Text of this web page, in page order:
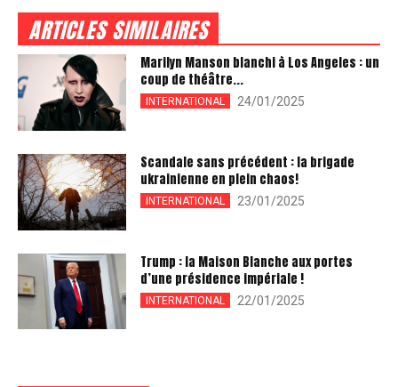
ARTICLES SIMILAIRES
Marilyn Manson blanchi à Los Angeles : un
coup de théâtre...
INTERNATIONAL 24/01/2025
Scandale sans précédent : la brigade
ukrainienne en plein chaos!
INTERNATIONAL 23/01/2025
Trump : la Maison Blanche aux portes
d’une présidence impériale !
INTERNATIONAL 22/01/2025